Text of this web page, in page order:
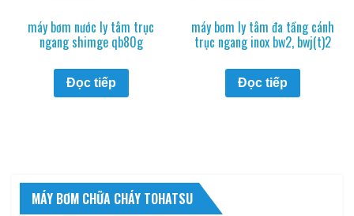
máy bơm nước ly tâm trục
ngang shimge qb80g
Đọc tiếp
máy bơm ly tâm đa tầng cánh
trục ngang inox bw2, bwj(t)2
Đọc tiếp
MÁY BƠM CHỮA CHÁY TOHATSU